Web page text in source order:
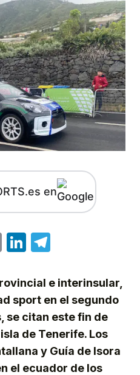
en
CopyLinkedIn
e interinsular,
sport en el segundo
se citan este fin de
de Tenerife. Los
y Guía de Isora
el ecuador de los